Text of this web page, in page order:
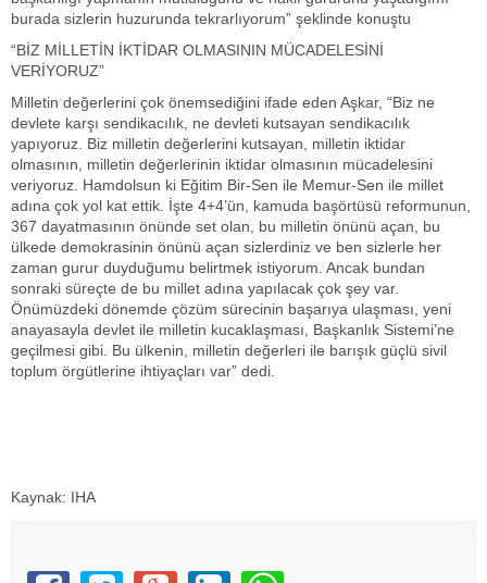
burada sizlerin huzurunda tekrarlıyorum” şeklinde konuştu
“BİZ MİLLETİN İKTİDAR OLMASININ MÜCADELESİNİ
VERİYORUZ”
Milletin değerlerini çok önemsediğini ifade eden Aşkar, “Biz ne
devlete karşı sendikacılık, ne devleti kutsayan sendikacılık
yapıyoruz. Biz milletin değerlerini kutsayan, milletin iktidar
olmasının, milletin değerlerinin iktidar olmasının mücadelesini
veriyoruz. Hamdolsun ki Eğitim Bir-Sen ile Memur-Sen ile millet
adına çok yol kat ettik. İşte 4+4’ün, kamuda başörtüsü reformunun,
367 dayatmasının önünde set olan, bu milletin önünü açan, bu
ülkede demokrasinin önünü açan sizlerdiniz ve ben sizlerle her
zaman gurur duyduğumu belirtmek istiyorum. Ancak bundan
sonraki süreçte de bu millet adına yapılacak çok şey var.
Önümüzdeki dönemde çözüm sürecinin başarıya ulaşması, yeni
anayasayla devlet ile milletin kucaklaşması, Başkanlık Sistemi’ne
geçilmesi gibi. Bu ülkenin, milletin değerleri ile barışık güçlü sivil
toplum örgütlerine ihtiyaçları var” dedi.
Kaynak: IHA